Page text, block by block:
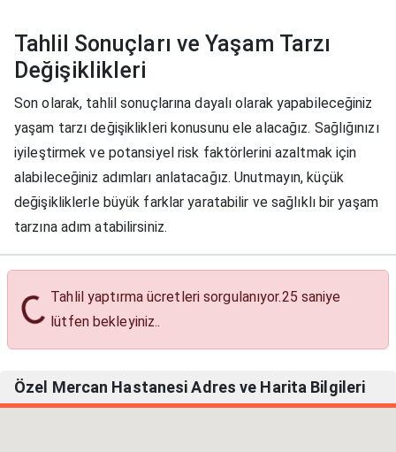
Tahlil Sonuçları ve Yaşam Tarzı
Değişiklikleri
Son olarak, tahlil sonuçlarına dayalı olarak yapabileceğiniz
yaşam tarzı değişiklikleri konusunu ele alacağız. Sağlığınızı
iyileştirmek ve potansiyel risk faktörlerini azaltmak için
alabileceğiniz adımları anlatacağız. Unutmayın, küçük
değişikliklerle büyük farklar yaratabilir ve sağlıklı bir yaşam
tarzına adım atabilirsiniz.
Tahlil Yaptırma Ücretleri
Tahlil yaptırma ücretleri sorgulanıyor.24 saniye
lütfen bekleyiniz..
Özel Mercan Hastanesi Adres ve Harita Bilgileri